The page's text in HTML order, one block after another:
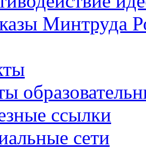
Минтруда
ссылки
сети